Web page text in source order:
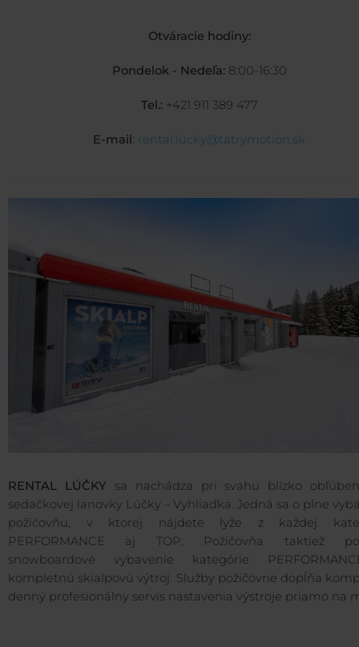
Otváracie hodiny:
Pondelok - Nedeľa: 8:00-16:30
Tel.:+421 911 389 477
E-mail: rental.lucky@tatrymotion.sk
RENTAL LÚČKY sa nachádza pri svahu blízko
sedačkovej lanovky Lúčky – Vyhliadka. Jedná sa o plne
požičovňu, v ktorej nájdete lyže z každej
PERFORMANCE aj TOP. Požičovňa taktiež
snowboardové vybavenie kategórie
kompletnú skialpovú výtroj. Služby požičovne dopĺňa
denný profesionálny servis nastavenia výstroje priamo na